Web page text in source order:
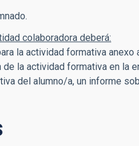
colaboradora deberá:
la actividad formativa anexo
la actividad formativa en la
del alumno/a, un informe